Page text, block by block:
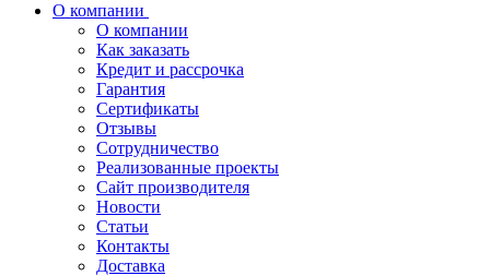
О компании
О компании
Как заказать
Кредит и рассрочка
Гарантия
Сертификаты
Отзывы
Сотрудничество
Реализованные проекты
Сайт производителя
Новости
Статьи
Контакты
Доставка